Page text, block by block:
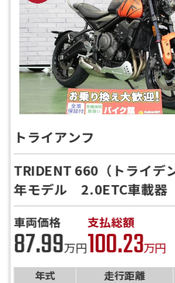
トライアンフ
TRIDENT 660（トライデ
年モデル 2.0ETC車載
バー スマホホルダー
車両価格
87.99万円
支払総額
100.23万円
年式 走行距離